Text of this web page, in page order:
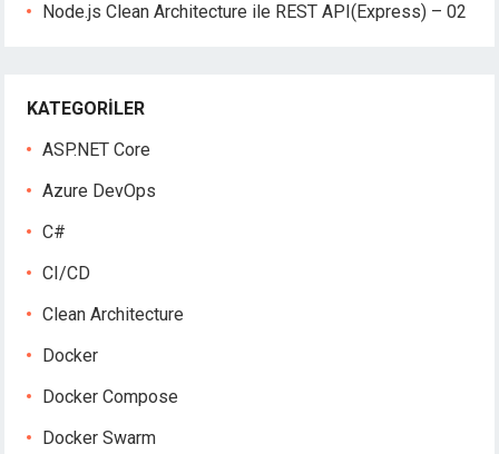
Node.js Clean Architecture ile REST API(Express) – 02
KATEGORILER
ASP.NET Core
Azure DevOps
C#
CI/CD
Clean Architecture
Docker
Docker Compose
Docker Swarm